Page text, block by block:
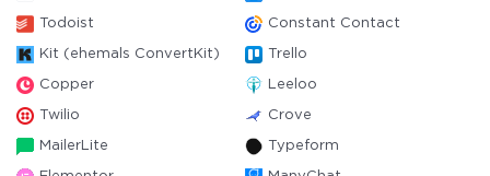
Todoist Constant Contact
Kit (ehemals ConvertKit) Trello
Copper Leeloo
Twilio Crove
MailerLite Typeform